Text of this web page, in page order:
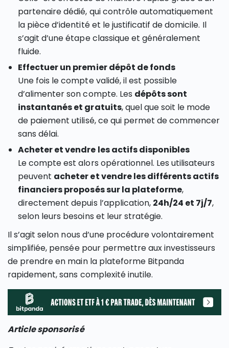
partenaire dédié, qui contrôle automatiquement
la pièce d’identité et le justificatif de domicile. Il
s’agit d’une étape classique et généralement
fluide.
Effectuer un premier dépôt de fonds
Une fois le compte validé, il est possible
d’alimenter son compte. Les dépôts sont
instantanés et gratuits, quel que soit le mode
de paiement utilisé, ce qui permet de commencer
sans délai.
Acheter et vendre les actifs disponibles
Le compte est alors opérationnel. Les utilisateurs
peuvent acheter et vendre les différents actifs
financiers proposés sur la plateforme,
directement depuis l’application, 24h/24 et 7j/7,
selon leurs besoins et leur stratégie.
Il s’agit selon nous d’une procédure volontairement
simplifiée, pensée pour permettre aux investisseurs
de prendre en main la plateforme Bitpanda
rapidement, sans complexité inutile.
Article sponsorisé